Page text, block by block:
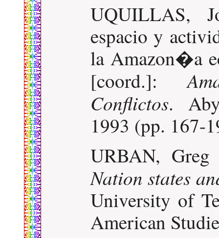
UQUILLAS,
espacio y
la Amazon�a
[coord.]:
Conflictos.
1993 (pp. 167-
URBAN,
Nation states
University of
American